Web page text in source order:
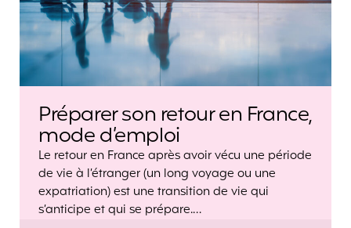
Préparer son retour en France,
mode d’emploi
Le retour en France après avoir vécu une période
de vie à l’étranger (un long voyage ou une
expatriation) est une transition de vie qui
s’anticipe et qui se prépare.…